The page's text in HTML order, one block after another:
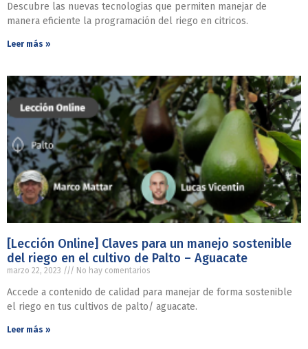
Descubre las nuevas tecnologias que permiten manejar de
manera eficiente la programación del riego en citricos.
Leer más »
[Lección Online] Claves para un manejo sostenible
del riego en el cultivo de Palto – Aguacate
marzo 22, 2023 No hay comentarios
Accede a contenido de calidad para manejar de forma sostenible
el riego en tus cultivos de palto/ aguacate.
Leer más »